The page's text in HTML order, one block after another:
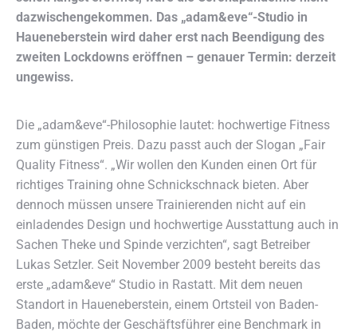
dazwischengekommen. Das „adam&eve“-Studio in
Haueneberstein wird daher erst nach Beendigung des
zweiten Lockdowns eröffnen – genauer Termin: derzeit
ungewiss.
Die „adam&eve“-Philosophie lautet: hochwertige Fitness
zum günstigen Preis. Dazu passt auch der Slogan „Fair
Quality Fitness“. „Wir wollen den Kunden einen Ort für
richtiges Training ohne Schnickschnack bieten. Aber
dennoch müssen unsere Trainierenden nicht auf ein
einladendes Design und hochwertige Ausstattung auch in
Sachen Theke und Spinde verzichten“, sagt Betreiber
Lukas Setzler. Seit November 2009 besteht bereits das
erste „adam&eve“ Studio in Rastatt. Mit dem neuen
Standort in Haueneberstein, einem Ortsteil von Baden-
Baden, möchte der Geschäftsführer eine Benchmark in